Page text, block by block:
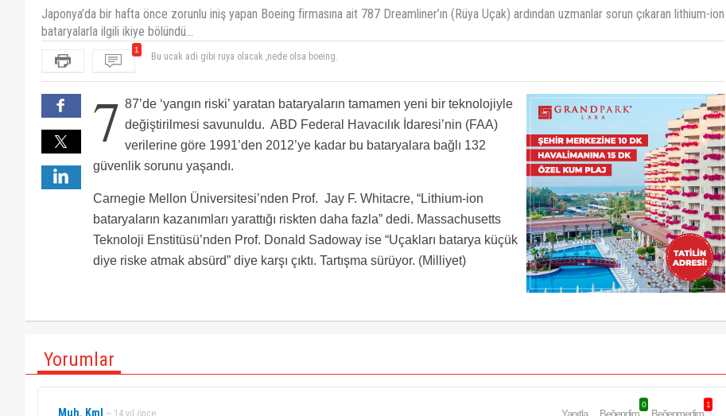
Japonya’da bir hafta önce zorunlu iniş yapan Boeing firmasına ait 787 Dreamliner’ın (Rüya Uçak) ardından uzmanlar sorun çıkaran lithium-ion
bataryalarla ilgili ikiye bölündü...
1
Bu ucak adi gibi ruya olacak ,nede olsa boeing.
7 87’de ‘yangın riski’ yaratan bataryaların tamamen yeni bir teknolojiyle
değiştirilmesi savunuldu. ABD Federal Havacılık İdaresi’nin (FAA)
verilerine göre 1991’den 2012’ye kadar bu bataryalara bağlı 132
güvenlik sorunu yaşandı.
Carnegie Mellon Üniversitesi’nden Prof. Jay F. Whitacre, “Lithium-ion
bataryaların kazanımları yarattığı riskten daha fazla” dedi. Massachusetts
Teknoloji Enstitüsü’nden Prof. Donald Sadoway ise “Uçakları batarya küçük
diye riske atmak absürd” diye karşı çıktı. Tartışma sürüyor. (Milliyet)
Yorumlar
Muh. Kml ~ 14 yıl önce
0 1